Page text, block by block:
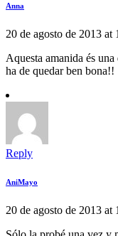
Anna
20 de agosto de 2013 at
Aquesta amanida és
ha de quedar ben bona!!
Reply
AniMayo
20 de agosto de 2013 at